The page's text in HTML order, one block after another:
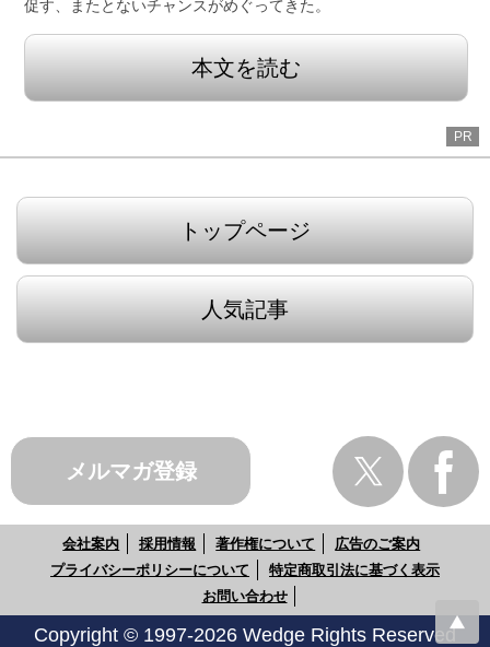
促す、またとないチャンスがめぐってきた。
本文を読む
PR
トップページ
人気記事
メルマガ登録
会社案内 採用情報 著作権について
広告のご案内
プライバシーポリシーについて
特定商取引法に基づく表示
お問い合わせ
Copyright © 1997-2026 Wedge Rights Reserved